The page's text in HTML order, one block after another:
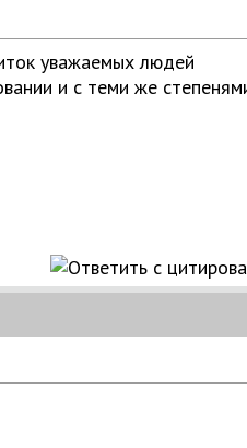
уважаемых людей
и с теми же